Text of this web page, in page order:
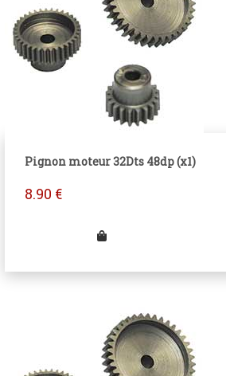
Pignon moteur 32Dts 48dp (x1)
8.90 €